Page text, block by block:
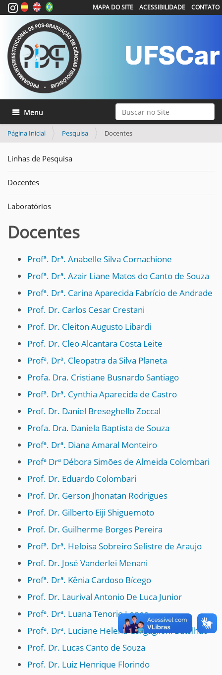
Busca Avançada…
MAPA DO SITE ACESSIBILIDADE CONTATO
Toggle navigation
Página Inicial Pesquisa Docentes
Linhas de Pesquisa
Docentes
Laboratórios
Docentes
Profª. Drª. Anabelle Silva Cornachione
Profª. Drª. Azair Liane Matos do Canto de Souza
Profª. Drª. Carina Aparecida Fabrício de Andrade
Prof. Dr. Carlos Cesar Crestani
Prof. Dr. Cleiton Augusto Libardi
Prof. Dr. Cleo Alcantara Costa Leite
Profª. Drª. Cleopatra da Silva Planeta
Profa. Dra. Cristiane Busnardo Santiago
Profª. Drª. Cynthia Aparecida de Castro
Prof. Dr. Daniel Breseghello Zoccal
Profa. Dra. Daniela Baptista de Souza
Profª. Drª. Diana Amaral Monteiro
Profª Drª Débora Simões de Almeida Colombari
Prof. Dr. Eduardo Colombari
Prof. Dr. Gerson Jhonatan Rodrigues
Prof. Dr. Gilberto Eiji Shiguemoto
Prof. Dr. Guilherme Borges Pereira
Profª. Drª. Heloisa Sobreiro Selistre de Araujo
Prof. Dr. José Vanderlei Menani
Profª. Drª. Kênia Cardoso Bícego
Prof. Dr. Laurival Antonio De Luca Junior
Profª. Drª. Luana Tenorio Lopes
Profª. Drª. Luciane Helena Gargaglioni Batalhão
Prof. Dr. Lucas Canto de Souza
Prof. Dr. Luiz Henrique Florindo